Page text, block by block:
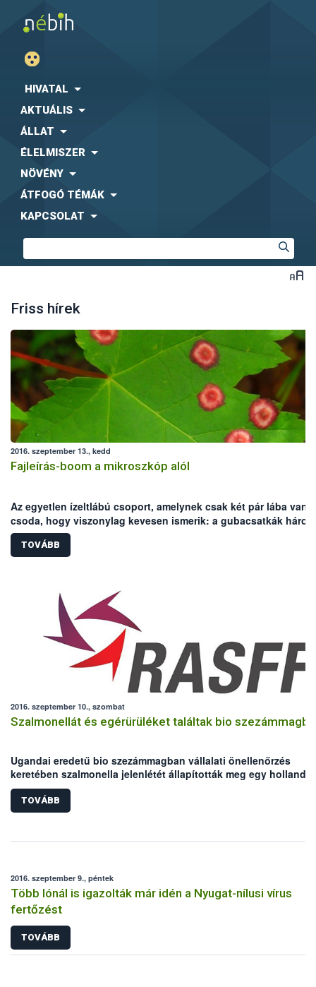
HIVATAL
AKTUÁLIS
ÁLLAT
ÉLELMISZER
NÖVÉNY
ÁTFOGÓ TÉMÁK
KAPCSOLAT
Friss hírek
2016. szeptember 13., kedd
Fajleírás-boom a mikroszkóp alól
Az egyetlen ízeltlábú csoport, amelynek csak két pár lába van.
csoda, hogy viszonylag kevesen ismerik: a gubacsatkák három
családja alig egyötöd milliméteres méretű fajaival az atkák
legapróbbak közé tartozik.
TOVÁBB
2016. szeptember 10., szombat
Szalmonellát és egérürüléket találtak bio
Ugandai eredetű bio szezámmagban vállalati önellenőrzés
keretében szalmonella jelenlétét állapították meg egy holland
laboratóriumban, és néhány minta egérürülékkel is szennyezett
volt.
TOVÁBB
2016. szeptember 9., péntek
Több lónál is igazolták már idén a Nyugat-nílusi vírus
fertőzést
TOVÁBB